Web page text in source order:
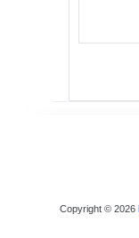
Copyright © 2026